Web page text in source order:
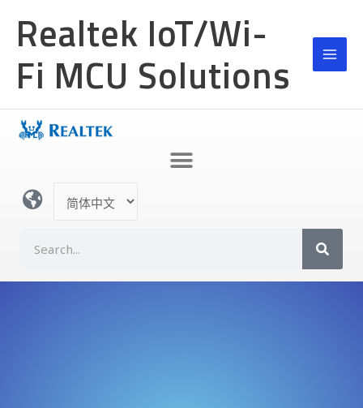
Realtek IoT/Wi-
Fi MCU Solutions
言
a